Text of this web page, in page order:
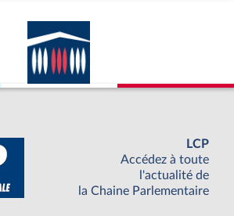
LCP
Accédez à toute
l'actualité de
la Chaine Parlementaire